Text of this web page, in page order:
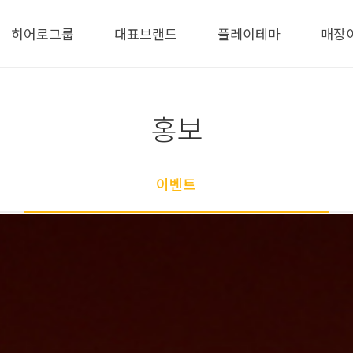
히어로그룹 대표브랜드 플레이테마 매장
홍보
이벤트